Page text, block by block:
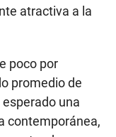
atractiva a la
poco por
promedio de
una
contemporánea,